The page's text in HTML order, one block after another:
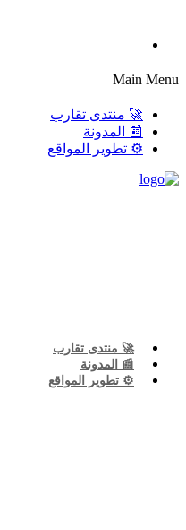
Main Menu
🚀 منتدى تقارب
📰 المدونة
⚙️ تطوير المواقع
🚀 منتدى تقارب
📰 المدونة
⚙️ تطوير المواقع